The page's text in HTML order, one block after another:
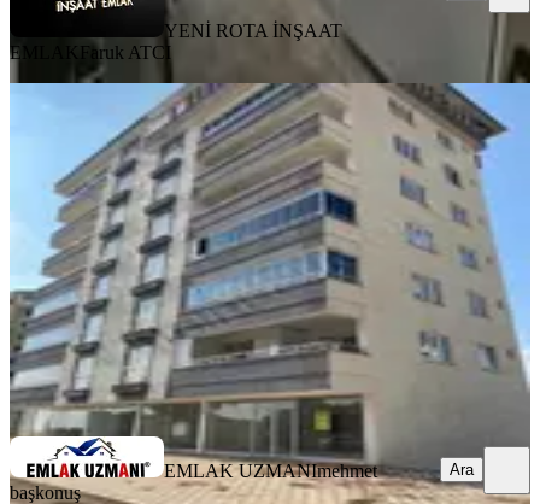
YENİ ROTA İNŞAAT
EMLAK Faruk ATCI
Yamaçtepe'de Fırsat Daire 3+1
Onikişubat, Yamaçtepe Mahallesi
3+1·140 m²·6. Kat · 05.08.2026
4.250.000 ₺
EMLAK UZMANImehmet başkonuş
Ara
EMLAK UZMANImehmet
başkonuş
Ara